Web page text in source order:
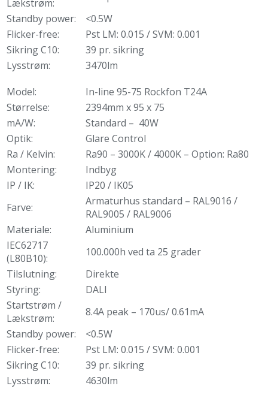
Lækstrøm:
Standby power:
<0.5W
Flicker-free:
Pst LM: 0.015 / SVM: 0.001
Sikring C10:
39 pr. sikring
Lysstrøm:
3470lm
Model:
In-line 95-75 Rockfon T24A
Størrelse:
2394mm x 95 x 75
mA/W:
Standard – 40W
Optik:
Glare Control
Ra / Kelvin:
Ra90 – 3000K / 4000K – Option: Ra80
Montering:
Indbyg
IP / IK:
IP20 / IK05
Farve:
Armaturhus standard – RAL9016 /
RAL9005 / RAL9006
Materiale:
Aluminium
IEC62717
(L80B10):
100.000h ved ta 25 grader
Tilslutning:
Direkte
Styring:
DALI
Startstrøm /
Lækstrøm:
8.4A peak – 170us/ 0.61mA
Standby power:
<0.5W
Flicker-free:
Pst LM: 0.015 / SVM: 0.001
Sikring C10:
39 pr. sikring
Lysstrøm:
4630lm